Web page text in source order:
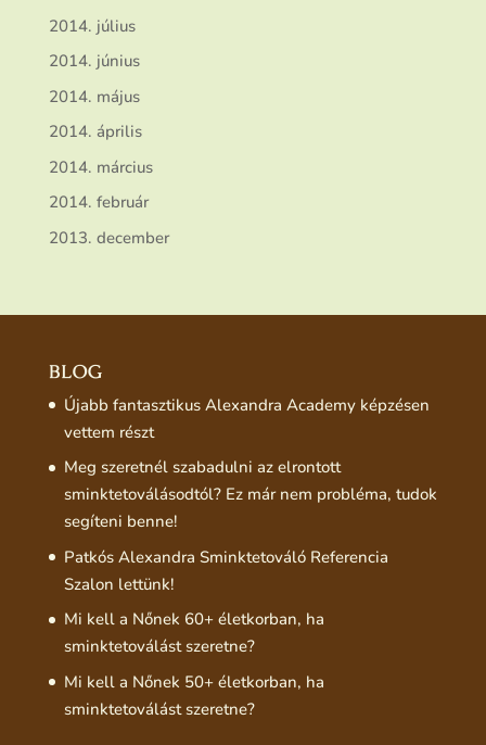
2014. július
2014. június
2014. május
2014. április
2014. március
2014. február
2013. december
BLOG
Újabb fantasztikus Alexandra Academy képzésen
vettem részt
Meg szeretnél szabadulni az elrontott
sminktetoválásodtól? Ez már nem probléma, tudok
segíteni benne!
Patkós Alexandra Sminktetováló Referencia
Szalon lettünk!
Mi kell a Nőnek 60+ életkorban, ha
sminktetoválást szeretne?
Mi kell a Nőnek 50+ életkorban, ha
sminktetoválást szeretne?